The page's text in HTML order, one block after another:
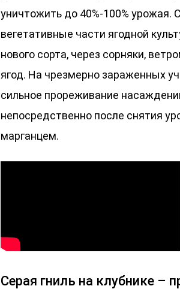
уничтожить до 40%-100%
вегетативные части ягодной
нового сорта, через сорняки,
ягод. На чрезмерно зараженных
сильное прореживание
непосредственно после снятия
марганцем.
Серая гниль на клубнике –